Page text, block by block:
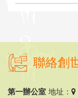
聯絡創
第一辦公室 地址：